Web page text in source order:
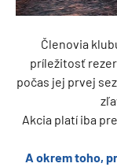
Členovia
príležitosť
počas jej prvej
Akcia platí iba
A okrem toho,